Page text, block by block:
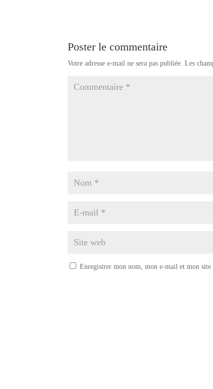
Poster le commentaire
Votre adresse e-mail ne sera pas publiée. Les
Enregistrer mon nom, mon e-mail et mon